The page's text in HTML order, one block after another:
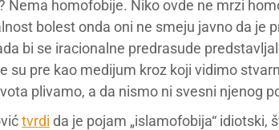
Nema homofobije. Niko ovde ne mrzi
bolest onda oni ne smeju javno da je
bi se iracionalne predrasude
su pre kao medijum kroz koji vidimo
plivamo, a da nismo ni svesni njenog
tvrdi da je pojam „islamofobija“ idiotski,